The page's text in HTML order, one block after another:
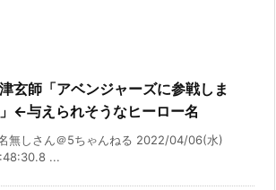
玄師「アベンジャーズに参戦しま
←与えられそうなヒーロー名
無しさん＠5ちゃんねる 2022/04/06(水)
...